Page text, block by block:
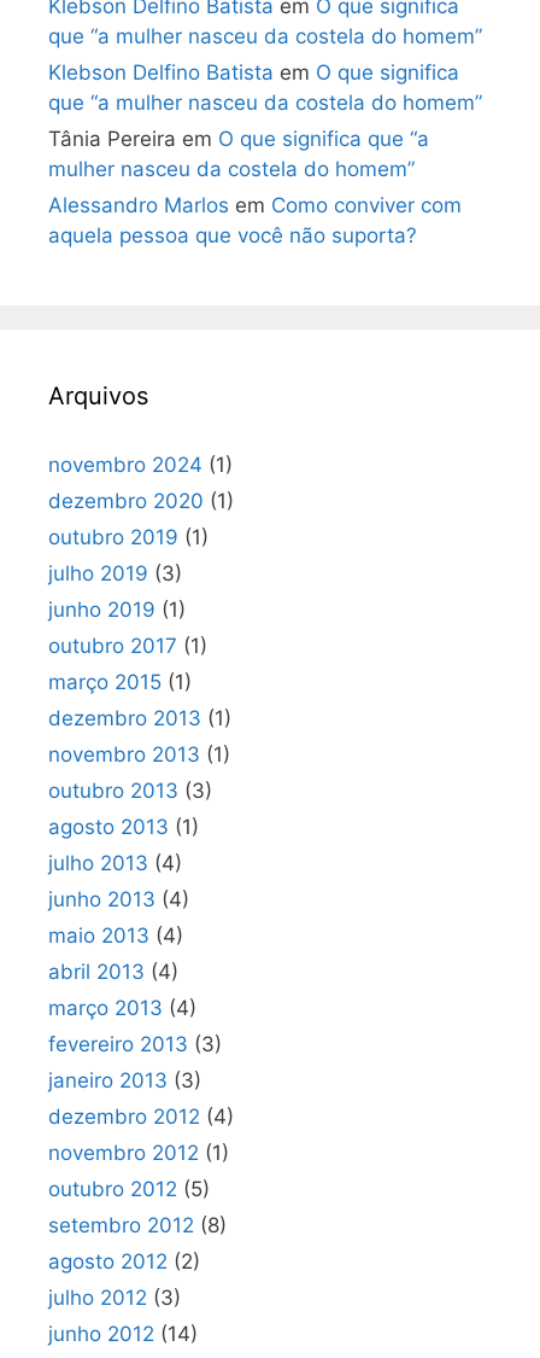
Klebson Delfino Batista em O que significa
que “a mulher nasceu da costela do homem”
Klebson Delfino Batista em O que significa
que “a mulher nasceu da costela do homem”
Tânia Pereira em O que significa que “a
mulher nasceu da costela do homem”
Alessandro Marlos em Como conviver com
aquela pessoa que você não suporta?
Arquivos
novembro 2024 (1)
dezembro 2020 (1)
outubro 2019 (1)
julho 2019 (3)
junho 2019 (1)
outubro 2017 (1)
março 2015 (1)
dezembro 2013 (1)
novembro 2013 (1)
outubro 2013 (3)
agosto 2013 (1)
julho 2013 (4)
junho 2013 (4)
maio 2013 (4)
abril 2013 (4)
março 2013 (4)
fevereiro 2013 (3)
janeiro 2013 (3)
dezembro 2012 (4)
novembro 2012 (1)
outubro 2012 (5)
setembro 2012 (8)
agosto 2012 (2)
julho 2012 (3)
junho 2012 (14)